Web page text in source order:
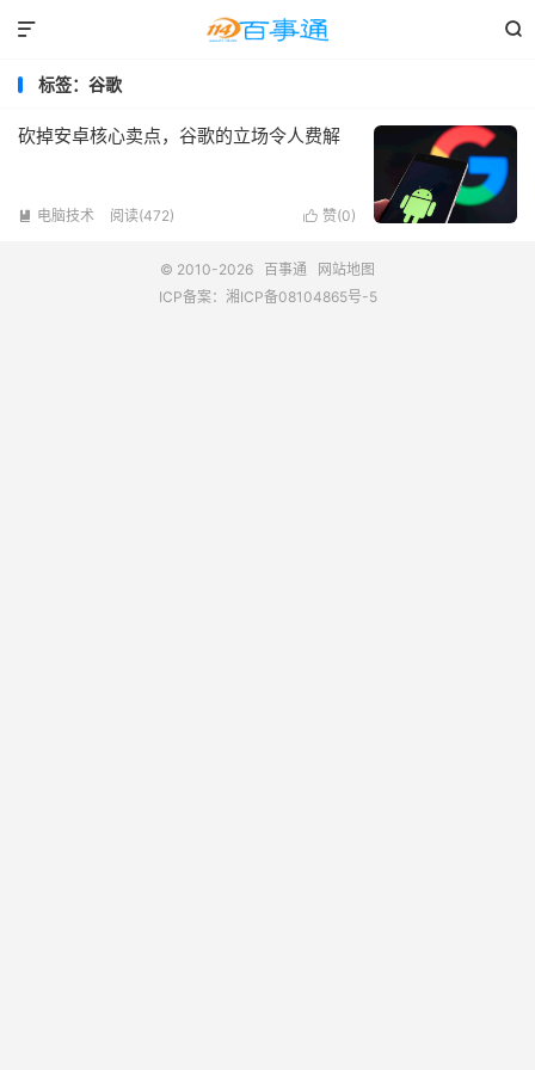


标签：谷歌
砍掉安卓核心卖点，谷歌的立场令人费解
 赞(0)
 电脑技术 阅读(472)
© 2010-2026 百事通
网站地图
ICP备案： 湘ICP备08104865号-5